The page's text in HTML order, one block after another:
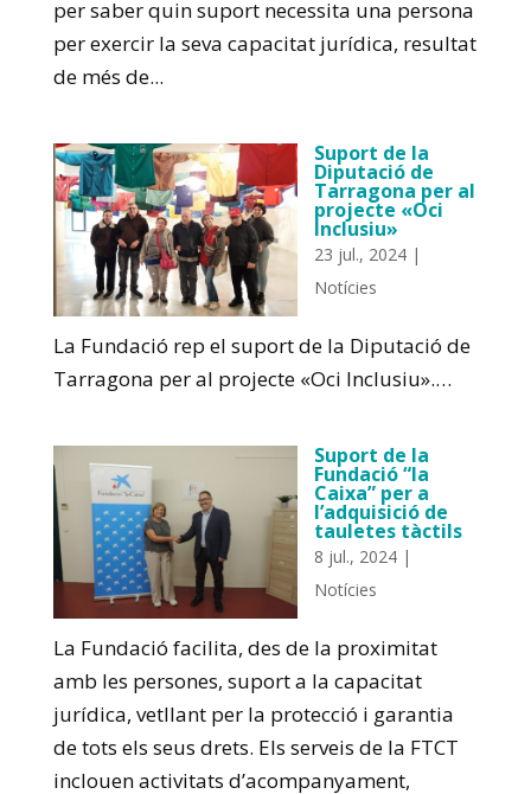
per saber quin suport necessita una persona
per exercir la seva capacitat jurídica, resultat
de més de...
Suport de la
Diputació de
Tarragona per al
projecte «Oci
Inclusiu»
23 jul., 2024|
Notícies
La Fundació rep el suport de la Diputació de
Tarragona per al projecte «Oci Inclusiu».…
Suport de la
Fundació “la
Caixa” per a
l’adquisició de
tauletes tàctils
8 jul., 2024|
Notícies
La Fundació facilita, des de la proximitat
amb les persones, suport a la capacitat
jurídica, vetllant per la protecció i garantia
de tots els seus drets. Els serveis de la FTCT
inclouen activitats d’acompanyament,